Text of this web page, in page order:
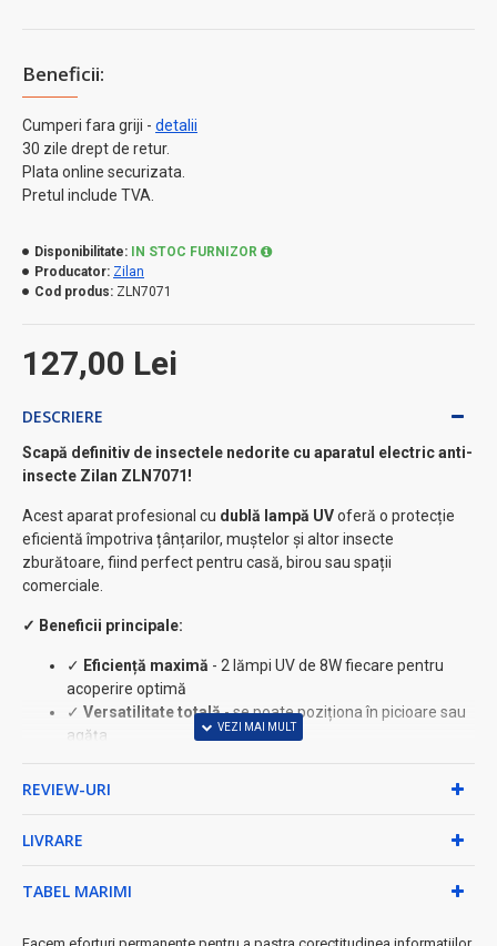
Beneficii:
Cumperi fara griji - detalii
30 zile drept de retur.
Plata online securizata.
Pretul include TVA.
127,00 Lei
Disponibilitate:
IN STOC FURNIZOR
Producator: Zilan
Cod produs: ZLN7071
DESCRIERE
Scapă definitiv de insectele nedorite cu aparatul electric anti-
insecte Zilan ZLN7071!
Acest aparat profesional cu dublă lampă UVoferă o protecție
eficientă împotriva țânțarilor, muștelor și altor insecte
zburătoare, fiind perfect pentru casă, birou sau spații
comerciale.
✓ Beneficii principale:
✓ Eficiență maximă - 2 lămpi UV de 8W fiecare pentru
acoperire optimă
✓ Versatilitate totală- se poate poziționa în picioare sau
agăța
utilizare ușoară
✓
REVIEW-URI
LIVRARE
TABEL MARIMI